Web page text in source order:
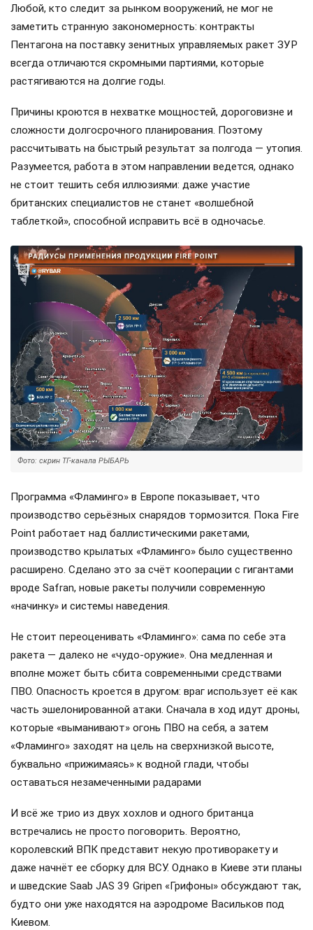
Любой, кто следит за рынком вооружений, не мог не
заметить странную закономерность: контракты
Пентагона на поставку зенитных управляемых ракет ЗУР
всегда отличаются скромными партиями, которые
растягиваются на долгие годы.
Причины кроются в нехватке мощностей, дороговизне и
сложности долгосрочного планирования. Поэтому
рассчитывать на быстрый результат за полгода — утопия.
Разумеется, работа в этом направлении ведется, однако
не стоит тешить себя иллюзиями: даже участие
британских специалистов не станет «волшебной
таблеткой», способной исправить всё в одночасье.
Фото: скрин ТГ-канала РЫБАРЬ
Программа «Фламинго» в Европе показывает, что
производство серьёзных снарядов тормозится. Пока Fire
Point работает над баллистическими ракетами,
производство крылатых «Фламинго» было существенно
расширено. Сделано это за счёт кооперации с гигантами
вроде Safran, новые ракеты получили современную
«начинку» и системы наведения.
Не стоит переоценивать «Фламинго»: сама по себе эта
ракета — далеко не «чудо-оружие». Она медленная и
вполне может быть сбита современными средствами
ПВО. Опасность кроется в другом: враг использует её как
часть эшелонированной атаки. Сначала в ход идут дроны,
которые «выманивают» огонь ПВО на себя, а затем
«Фламинго» заходят на цель на сверхнизкой высоте,
буквально «прижимаясь» к водной глади, чтобы
оставаться незамеченными радарами
И всё же трио из двух хохлов и одного британца
встречались не просто поговорить. Вероятно,
королевский ВПК представит некую противоракету и
даже начнёт ее сборку для ВСУ. Однако в Киеве эти планы
и шведские Saab JAS 39 Gripen «Грифоны» обсуждают так,
будто они уже находятся на аэродроме Васильков под
Киевом.